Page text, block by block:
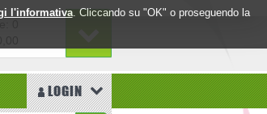
l'informativa. Cliccando su "OK" o proseguendo la
LOGIN